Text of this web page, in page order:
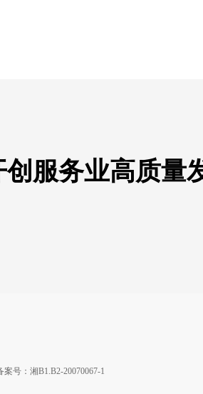
创服务业高质量
案号：湘B1.B2-20070067-1